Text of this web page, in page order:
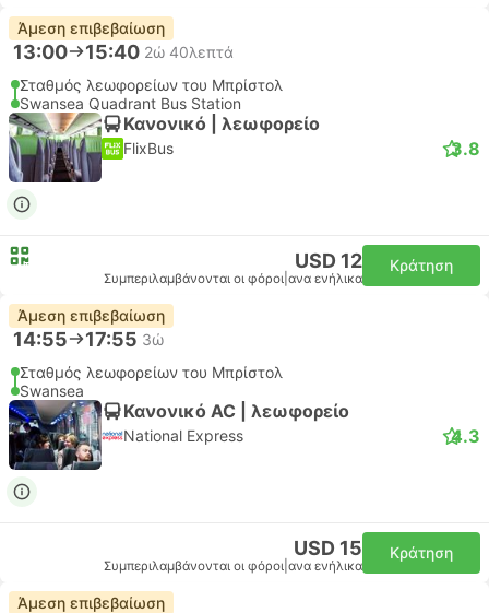
Άμεση επιβεβαίωση
13:00 15:40 2ώ 40λεπτά
Σταθμός λεωφορείων του Μπρίστολ
Swansea Quadrant Bus Station
Κανονικό | λεωφορείο
FlixBus 3.8
USD 12
Συμπεριλαμβάνονται οι φόροι ανα ενήλικα
Κράτηση
Άμεση επιβεβαίωση
14:55 17:55 3ώ
Σταθμός λεωφορείων του Μπρίστολ
Swansea
Κανονικό AC | λεωφορείο
National Express 4.3
USD 15
Συμπεριλαμβάνονται οι φόροι ανα ενήλικα
Κράτηση
Άμεση επιβεβαίωση